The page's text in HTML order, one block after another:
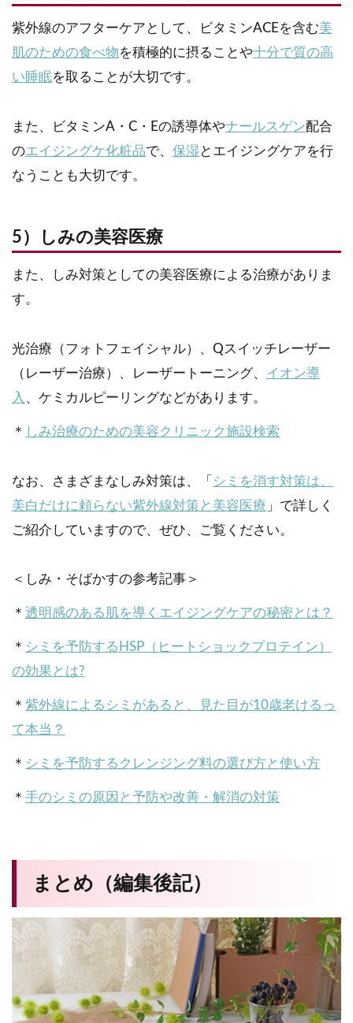
紫外線のアフターケアとして、ビタミンACEを含む美
肌のための食べ物を積極的に摂ることや十分で質の高
い睡眠を取ることが大切です。
また、ビタミンA・C・Eの誘導体やナールスゲン配合
のエイジングケ化粧品で、 保湿 とエイジングケアを行
なうことも大切です。
5）しみの美容医療
また、しみ対策としての美容医療による治療がありま
す。
光治療（フォトフェイシャル）、Qスイッチレーザー
（レーザー治療）、レーザートーニング、 イオン導
入 、ケミカルピーリングなどがあります。
＊ しみ治療のための美容クリニック施設検索
なお、さまざまなしみ対策は、「 シミを消す対策は、
美白だけに頼らない紫外線対策と美容医療 」で詳しく
ご紹介していますので、ぜひ、ご覧ください。
＜しみ・そばかすの参考記事＞
＊ 透明感のある肌を導くエイジングケアの秘密とは？
＊ シミを予防するHSP（ヒートショックプロテイン）
の効果とは?
＊ 紫外線によるシミがあると、見た目が10歳老けるっ
て本当？
＊ シミを予防するクレンジング料の選び方と使い方
＊ 手のシミの原因と予防や改善・解消の対策
まとめ（編集後記）